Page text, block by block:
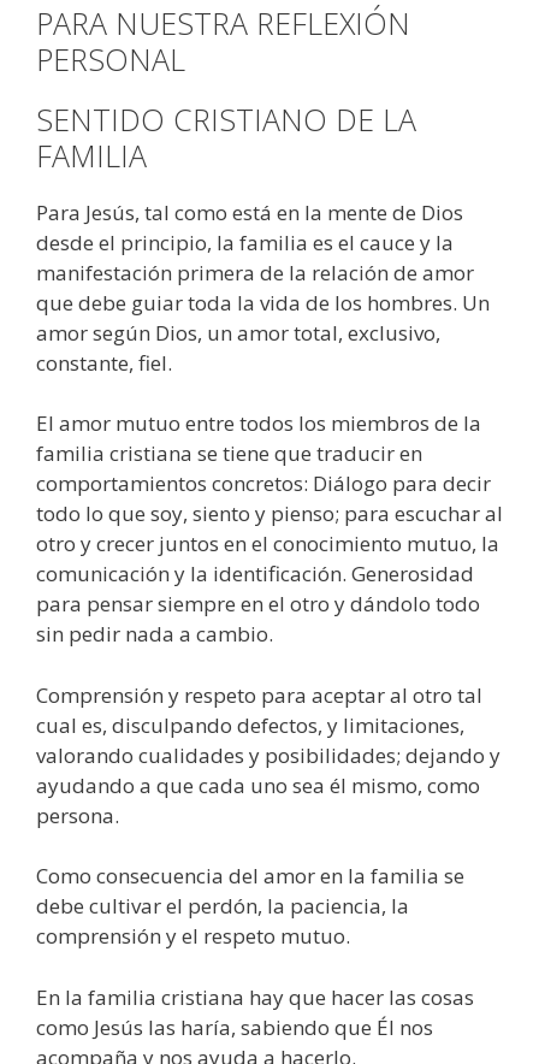
PARA NUESTRA REFLEXIÓN
PERSONAL
SENTIDO CRISTIANO DE LA
FAMILIA
Para Jesús, tal como está en la mente de Dios
desde el principio, la familia es el cauce y la
manifestación primera de la relación de amor
que debe guiar toda la vida de los hombres. Un
amor según Dios, un amor total, exclusivo,
constante, fiel.
El amor mutuo entre todos los miembros de la
familia cristiana se tiene que traducir en
comportamientos concretos: Diálogo para decir
todo lo que soy, siento y pienso; para escuchar al
otro y crecer juntos en el conocimiento mutuo, la
comunicación y la identificación. Generosidad
para pensar siempre en el otro y dándolo todo
sin pedir nada a cambio.
Comprensión y respeto para aceptar al otro tal
cual es, disculpando defectos, y limitaciones,
valorando cualidades y posibilidades; dejando y
ayudando a que cada uno sea él mismo, como
persona.
Como consecuencia del amor en la familia se
debe cultivar el perdón, la paciencia, la
comprensión y el respeto mutuo.
En la familia cristiana hay que hacer las cosas
como Jesús las haría, sabiendo que Él nos
acompaña y nos ayuda a hacerlo.